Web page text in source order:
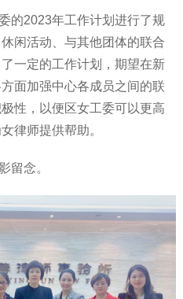
的2023年工作计划进行了规
闲活动、与其他团体的联合
一定的工作计划，期望在新
面加强中心各成员之间的联
性，以便区女工委可以更高
律师提供帮助。
留念。